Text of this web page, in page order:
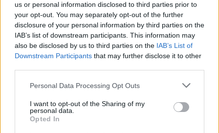
us or personal information disclosed to third parties prior to
your opt-out. You may separately opt-out of the further
disclosure of your personal information by third parties on the
IAB’s list of downstream participants. This information may
also be disclosed by us to third parties on the IAB’s List of
Downstream Participants that may further disclose it to other
Personal Data Processing Opt Outs
I want to opt-out of the Sharing of my
personal data.
Opted In
La “Pastasciutta Antifascista” con Anpi nelle foto di
Antonio Pasquale Emanuele